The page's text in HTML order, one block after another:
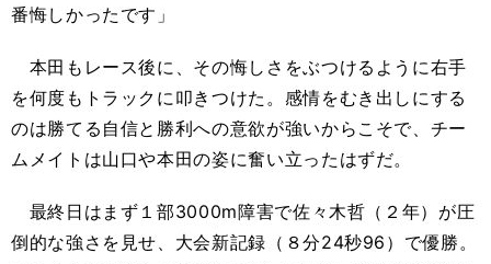
番悔しかったです」
本田もレース後に、その悔しさをぶつけるように右手
を何度もトラックに叩きつけた。感情をむき出しにする
のは勝てる自信と勝利への意欲が強いからこそで、チー
ムメイトは山口や本田の姿に奮い立ったはずだ。
最終日はまず１部3000m障害で佐々木哲（２年）が圧
倒的な強さを見せ、大会新記録（８分24秒96 ）で優勝。